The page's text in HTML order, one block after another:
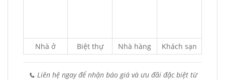
Nhà ở Biệt thự Nhà hàng Khách sạn
📞 Liên hệ ngay để nhận báo giá và ưu đãi đặc biệt từ